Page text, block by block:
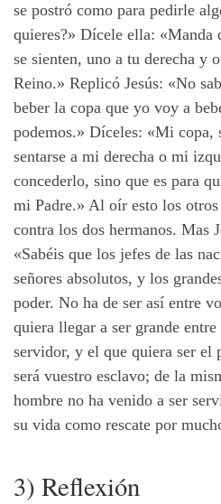
se postró como para pedirle
quieres?» Dícele ella: «Manda
se sienten, uno a tu derecha y
Reino.» Replicó Jesús: «No
beber la copa que yo voy a
podemos.» Díceles: «Mi copa,
sentarse a mi derecha o mi
concederlo, sino que es para
mi Padre.» Al oír esto los
contra los dos hermanos. Mas
«Sabéis que los jefes de las
señores absolutos, y los
poder. No ha de ser así entre
quiera llegar a ser grande
servidor, y el que quiera ser el
será vuestro esclavo; de la
hombre no ha venido a ser
su vida como rescate por
3) Reflexión